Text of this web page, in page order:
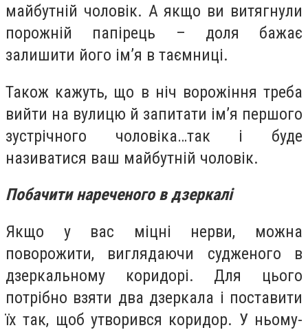
майбутній чоловік. А якщо ви витягнули
порожній папірець – доля бажає
залишити його ім’я в таємниці.
Також кажуть, що в ніч ворожіння треба
вийти на вулицю й запитати ім’я першого
зустрічного чоловіка…так і буде
називатися ваш майбутній чоловік.
Побачити нареченого в дзеркалі
Якщо у вас міцні нерви, можна
поворожити, виглядаючи судженого в
дзеркальному коридорі. Для цього
потрібно взяти два дзеркала і поставити
їх так, щоб утворився коридор. У ньому-